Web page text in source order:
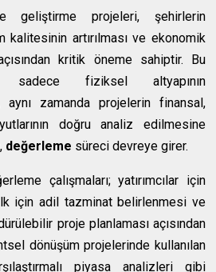
geliştirme projeleri, şehirlerin
kalitesinin artırılması ve ekonomik
kritik öneme sahiptir. Bu
sadece fiziksel altyapının
zamanda projelerin finansal,
doğru analiz edilmesine
değerleme süreci devreye girer.
çalışmaları; yatırımcılar için
için adil tazminat belirlenmesi ve
proje planlaması açısından
dönüşüm projelerinde kullanılan
piyasa analizleri gibi